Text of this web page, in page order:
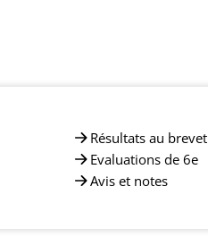
Résultats au brevet
Evaluations de 6e
Avis et notes